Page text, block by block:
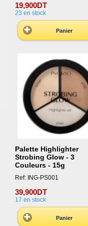
19,900DT
23 en stock
Panier
Palette Highlighter
Strobing Glow - 3
Couleurs - 15g
Ref: ING-PS001
39,900DT
17 en stock
Panier